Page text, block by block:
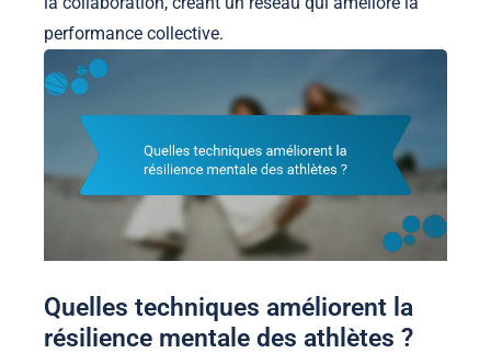
performance collective.
Quelles techniques améliorent la
résilience mentale des athlètes ?